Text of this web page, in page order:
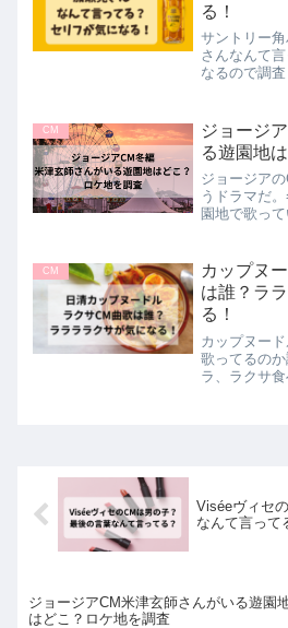
る！
サントリー
さんなんて
なるので調査
CM
ジョージ
る遊園地
ジョージア
うドラマだ
園地で歌っ
かロケ地を
寒い演出の
CM
カップヌ
は誰？ラ
る！
カップヌー
歌ってるのか
ラ、ラクサ食
Viséeヴィセ
なんて言って
ジョージアCM米津玄師さんがいる遊園
はどこ？ロケ地を調査